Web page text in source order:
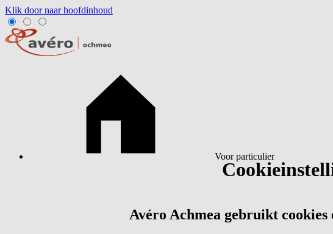
Klik door naar hoofdinhoud
Voor particulier
Avéro Achmea gebruikt